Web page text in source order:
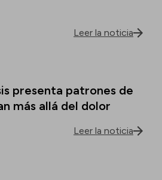
Leer la noticia
presenta patrones de
más allá del dolor
Leer la noticia